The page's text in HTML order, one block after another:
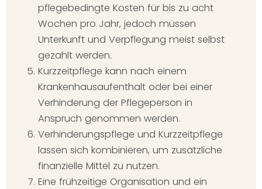
pflegebedingte Kosten für bis zu acht
Wochen pro Jahr, jedoch müssen
Unterkunft und Verpflegung meist selbst
gezahlt werden.
Kurzzeitpflege kann nach einem
Krankenhausaufenthalt oder bei einer
Verhinderung der Pflegeperson in
Anspruch genommen werden.
Verhinderungspflege und Kurzzeitpflege
lassen sich kombinieren, um zusätzliche
finanzielle Mittel zu nutzen.
Eine frühzeitige Organisation und ein